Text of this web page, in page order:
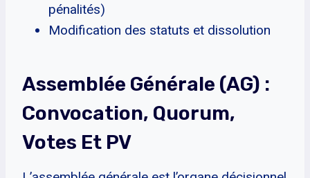
pénalités)
Modification des statuts et dissolution
Assemblée Générale (AG) :
Convocation, Quorum,
Votes Et PV